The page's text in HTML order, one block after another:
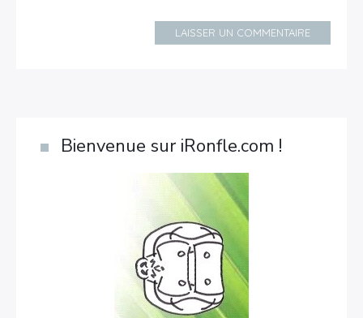
LAISSER UN COMMENTAIRE
Bienvenue sur iRonfle.com !